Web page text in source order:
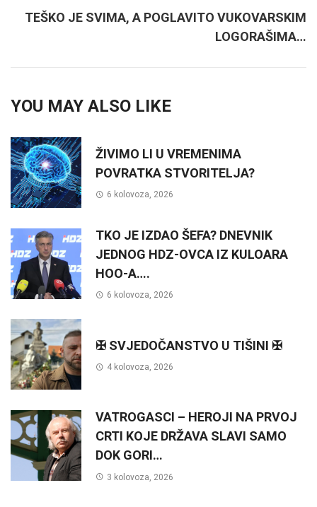
TEŠKO JE SVIMA, A POGLAVITO VUKOVARSKIM
LOGORAŠIMA…
YOU MAY ALSO LIKE
ŽIVIMO LI U VREMENIMA
POVRATKA STVORITELJA?
6 kolovoza, 2026
TKO JE IZDAO ŠEFA? DNEVNIK
JEDNOG HDZ-OVCA IZ KULOARA
HOO-A….
6 kolovoza, 2026
✠ SVJEDOČANSTVO U TIŠINI ✠
4 kolovoza, 2026
VATROGASCI – HEROJI NA PRVOJ
CRTI KOJE DRŽAVA SLAVI SAMO
DOK GORI…
3 kolovoza, 2026